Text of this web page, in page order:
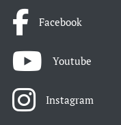
Facebook
Youtube
Instagram